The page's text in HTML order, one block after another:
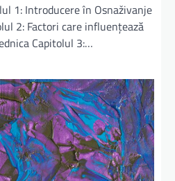
1: Introducere în Osnaživanje
2: Factori care influențează
Capitolul 3:…